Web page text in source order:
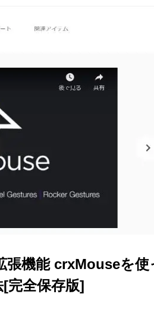
張機能 crxMouseを
完全保存版]